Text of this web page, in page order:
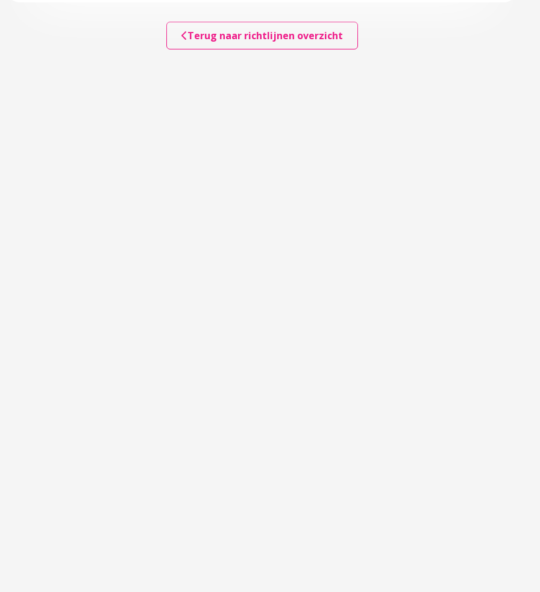
van ouders
en gezin
en signaleren
over 3 Preventie en signaleren
4 Samenwerken en verwijzen
over 4 Samenwerken en verwijzen
over 5 Begeleiden
over 6 Bijlagen
professionals over preventie zindelijkheidsproblematiek
bij onzindelijkheid en incontinentie
en LUTS
Terug naar richtlijnen overzicht